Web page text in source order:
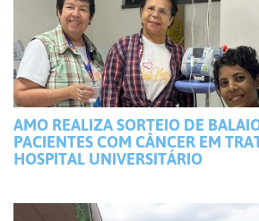
AMO REALIZA SORTEIO DE
PACIENTES COM CÂNCER EM
HOSPITAL UNIVERSITÁRIO